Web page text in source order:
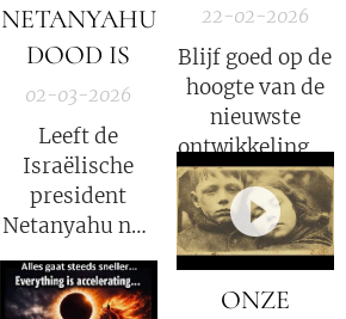
NETANYAHU
DOOD IS
02-03-2026
Leeft de
Israëlische
president
Netanyahu nog
wel? Volgens
Iran niet!
22-02-2026
Blijf goed op de
hoogte van de
nieuwste
ontwikkelingen
in deze COVID
strafzaak, wat
een groot
psychologisch
effect heeft.
ONZE